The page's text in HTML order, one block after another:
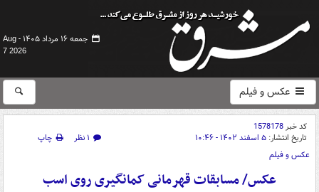
جمعه ۱۶ مرداد ۱۴۰۵ -
Aug
7 2026
عکس و فیلم
کد خبر1578178
تاریخ انتشار: ۵ اسفند ۱۴۰۲ - ۱۰:۴۶ ۱ نظر
چاپ
عکس و فیلم
عکس/ مسابقات قهرمانی کمانگیری روی اسب